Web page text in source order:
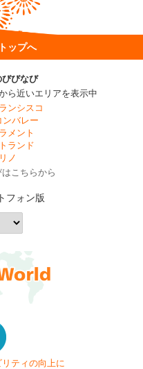
ップへ
びなび
ら近いエリアを表示中
ンシスコ
ンバレー
メント
ランド
ノ
こちらから
フォン版
ティの向上に